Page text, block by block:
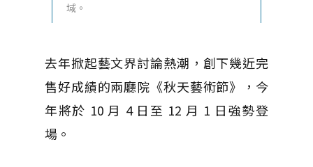
域。
去年掀起藝文界討論熱潮，創下幾近完
售好成績的兩廳院《秋天藝術節》，今
年將於 10 月 4 日至 12 月 1 日強勢登
場。